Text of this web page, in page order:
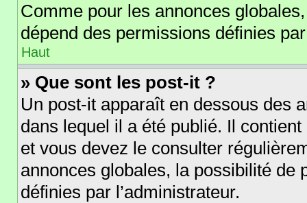
Comme pour les annonces
dépend des permissions définies
Haut
» Que sont les post-it ?
Un post-it apparaît en dessous des
dans lequel il a été publié. Il
et vous devez le consulter
annonces globales, la possibilité de
définies par l’administrateur.